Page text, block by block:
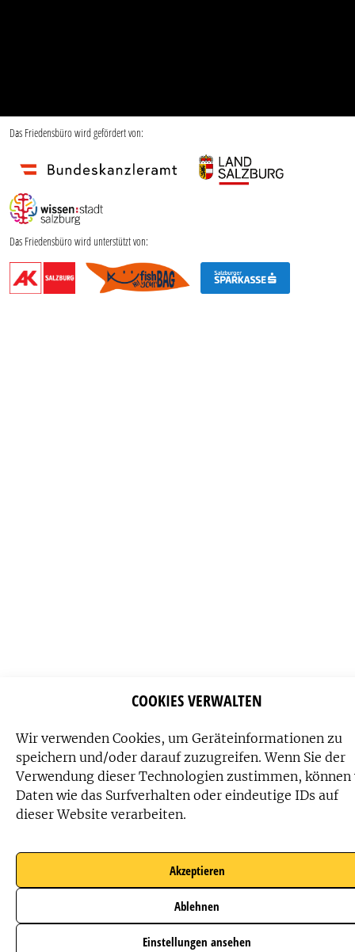
COOKIES VERWALTEN
Wir verwenden Cookies, um Geräteinformationen zu
speichern und/oder darauf zuzugreifen. Wenn Sie der
Verwendung dieser Technologien zustimmen,
Daten wie das Surfverhalten oder eindeutige IDs auf
dieser Website verarbeiten.
Akzeptieren
Ablehnen
Einstellungen ansehen
Das Friedensbüro wird gefördert von:
Das Friedensbüro wird unterstützt von: